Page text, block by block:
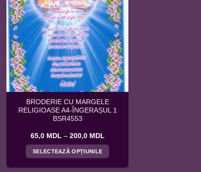
BRODERIE CU MARGELE
RELIGIOASE A4-ÎNGERAȘUL 1
BSR4553
65,0 MDL – 200,0 MDLInterval
prețuri:
65,0 MDL
la
SELECTEAZĂ OPȚIUNILE